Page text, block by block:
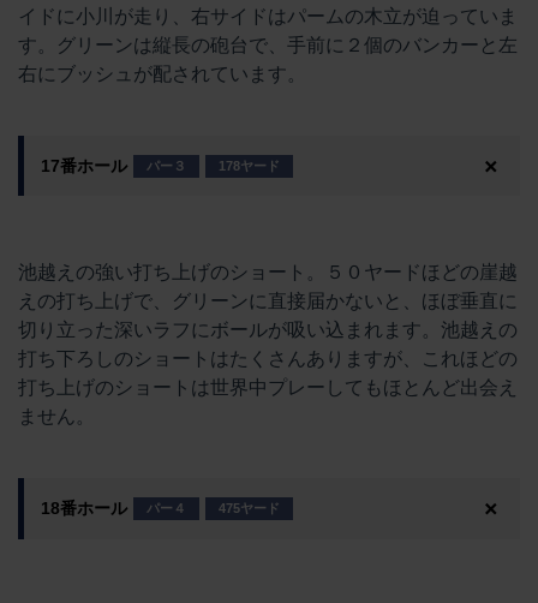
イドに小川が走り、右サイドはパームの木立が迫っていま
す。グリーンは縦長の砲台で、手前に２個のバンカーと左
右にブッシュが配されています。
17番ホール パー３ 178ヤード
池越えの強い打ち上げのショート。５０ヤードほどの崖越
えの打ち上げで、グリーンに直接届かないと、ほぼ垂直に
切り立った深いラフにボールが吸い込まれます。池越えの
打ち下ろしのショートはたくさんありますが、これほどの
打ち上げのショートは世界中プレーしてもほとんど出会え
ません。
18番ホール パー４ 475ヤード